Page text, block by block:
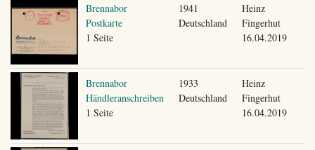
Brennabor
Postkarte
1 Seite
1941
Deutschland
Heinz
Fingerhut
16.04.2019
Brennabor
Händleranschreiben
1 Seite
1933
Deutschland
Heinz
Fingerhut
16.04.2019